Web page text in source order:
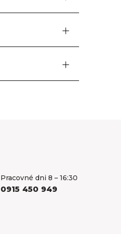
Pracovné dni 8 – 16:30
0915 450 949